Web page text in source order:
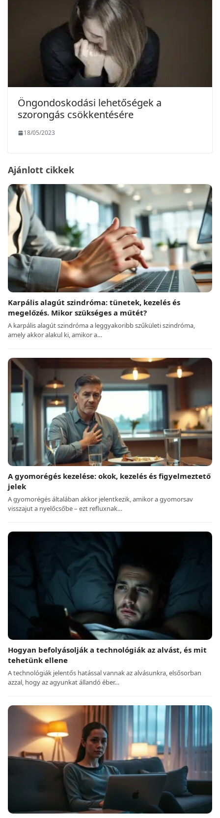
Öngondoskodási lehetőségek a
szorongás csökkentésére
18/05/2023
Ajánlott cikkek
Karpális alagút szindróma: tünetek, kezelés és
megelőzés. Mikor szükséges a műtét?
A karpális alagút szindróma a leggyakoribb szűkületi szindróma,
amely akkor alakul ki, amikor a…
A gyomorégés kezelése: okok, kezelés és figyelmeztető
jelek
A gyomorégés általában akkor jelentkezik, amikor a gyomorsav
visszajut a nyelőcsőbe – ezt refluxnak…
Hogyan befolyásolják a technológiák az alvást, és mit
tehetünk ellene
A technológiák jelentős hatással vannak az alvásunkra, elsősorban
azzal, hogy az agyunkat állandó éber…